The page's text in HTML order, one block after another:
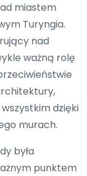
miastem
Turyngia.
nad
ważną rolę
dzięki
murach.
była
punktem